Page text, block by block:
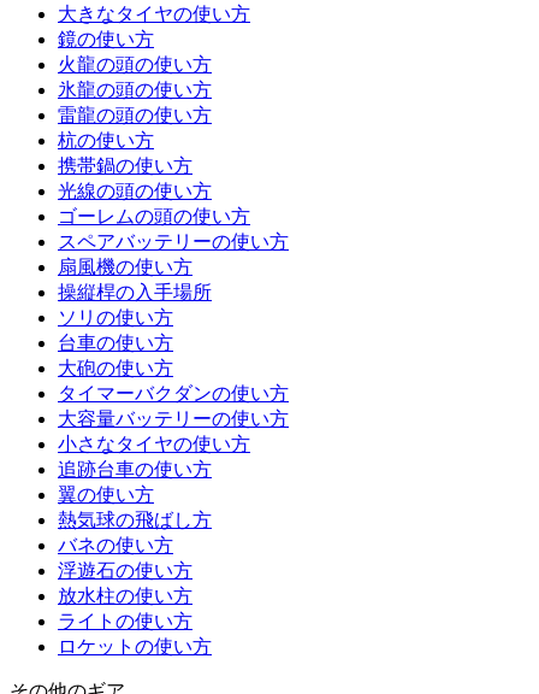
大きなタイヤの使い方
鏡の使い方
火龍の頭の使い方
氷龍の頭の使い方
雷龍の頭の使い方
杭の使い方
携帯鍋の使い方
光線の頭の使い方
ゴーレムの頭の使い方
スペアバッテリーの使い方
扇風機の使い方
操縦桿の入手場所
ソリの使い方
台車の使い方
大砲の使い方
タイマーバクダンの使い方
大容量バッテリーの使い方
小さなタイヤの使い方
追跡台車の使い方
翼の使い方
熱気球の飛ばし方
バネの使い方
浮遊石の使い方
放水柱の使い方
ライトの使い方
ロケットの使い方